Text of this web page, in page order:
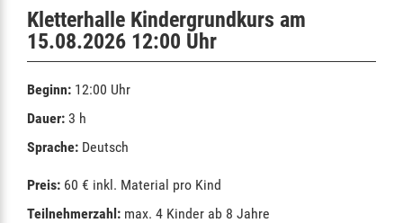
Kletterhalle Kindergrundkurs am
15.08.2026 12:00 Uhr
Beginn: 12:00 Uhr
Dauer: 3 h
Sprache: Deutsch
Preis: 60 € inkl. Material pro Kind
Teilnehmerzahl: max. 4 Kinder ab 8 Jahre